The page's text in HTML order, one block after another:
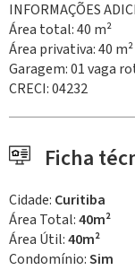
INFORMAÇÕES
Área total: 40 m²
Área privativa: 40 m²
Garagem: 01 vaga
CRECI: 04232
Ficha
Cidade: Curitiba
Área Total:40m²
Área Útil:40m²
Condomínio:Sim